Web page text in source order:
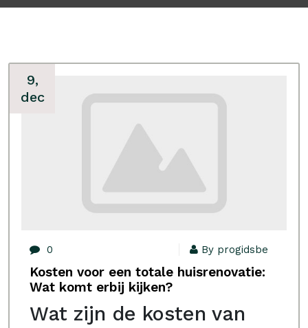
9,
dec
0 By progidsbe
Kosten voor een totale huisrenovatie:
Wat komt erbij kijken?
Wat zijn de kosten van